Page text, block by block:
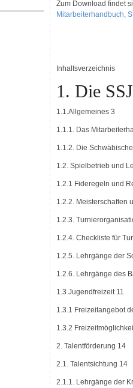
Zum Download findet
Mitarbeiterhandbuch,
Inhaltsverzeichnis
1. Die
1.1.Allgemeines 3
1.1.1. Das
1.1.2. Die
1.2. Spielbetrieb und
1.2.1 Fideregeln und
1.2.2. Meisterschaften
1.2.3.
1.2.4. Checkliste für
1.2.5. Lehrgänge der
1.2.6. Lehrgänge des
1.3 Jugendfreizeit 11
1.3.1 Freizeitangebot
1.3.2
2. Talentförderung 14
2.1. Talentsichtung 14
2.1.1. Lehrgänge der